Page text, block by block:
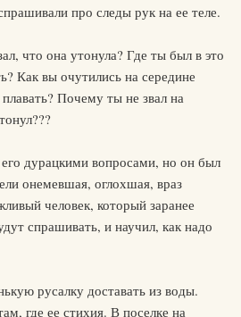
про следы рук на ее теле.
что она утонула? Где ты был в это
Как вы очутились на середине
Почему ты не звал на
его дурацкими вопросами, но он был
онемевшая, оглохшая, враз
человек, который заранее
спрашивать, и научил, как надо
русалку доставать из воды.
где ее стихия. В поселке на